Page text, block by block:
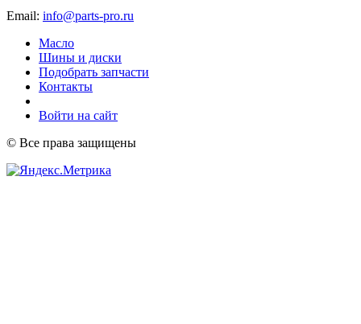
Email: info@parts-pro.ru
Масло
Шины и диски
Подобрать запчасти
Контакты
Войти на сайт
© Все права защищены